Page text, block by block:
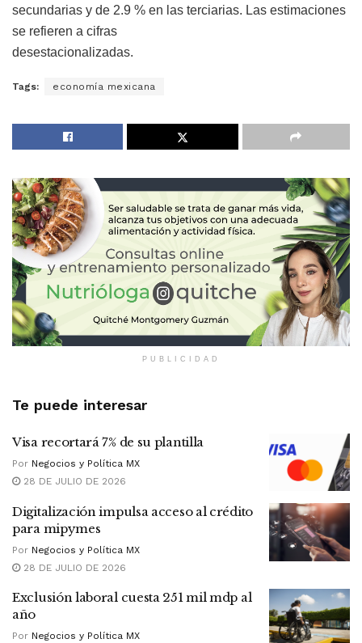
secundarias y de 2.9 % en las terciarias. Las estimaciones
se refieren a cifras
desestacionalizadas.
Tags: economía mexicana
PUBLICIDAD
Te puede interesar
Visa recortará 7% de su plantilla
Por Negocios y Política MX
28 DE JULIO DE 2026
Digitalización impulsa acceso al crédito
para mipymes
Por Negocios y Política MX
28 DE JULIO DE 2026
Exclusión laboral cuesta 251 mil mdp al
año
Por Negocios y Política MX